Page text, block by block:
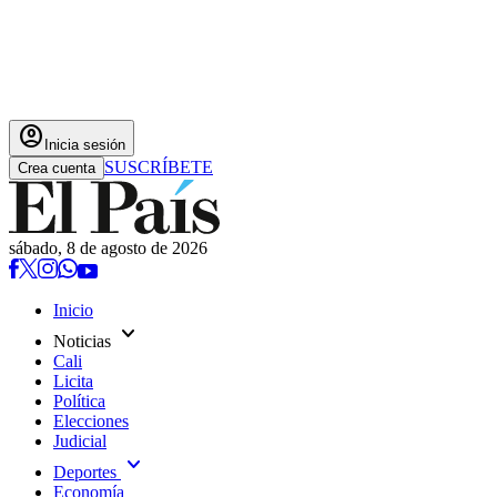
account_circle Inicia sesión
Crea cuenta SUSCRÍBETE
sábado, 8 de agosto de 2026
Inicio
Noticias expand_more
Cali
Licita
Política
Elecciones
Judicial
Deportes expand_more
Economía